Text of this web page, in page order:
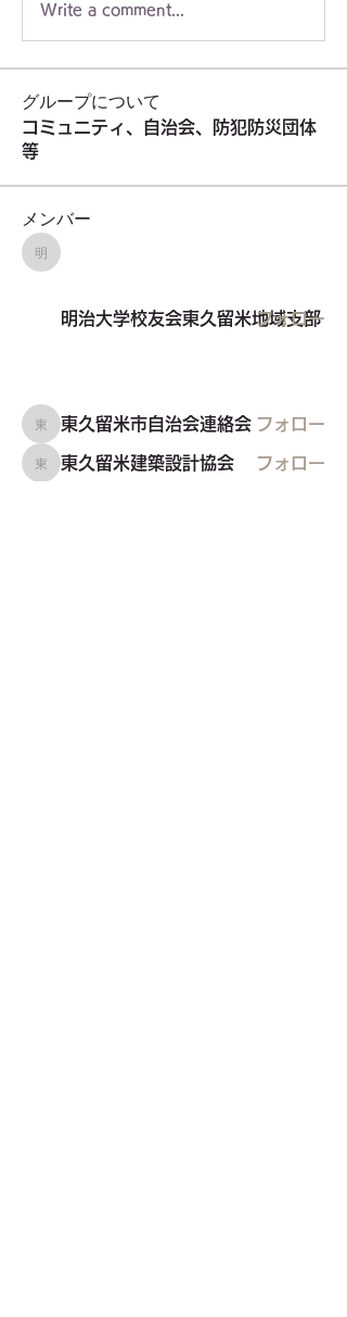
Write a comment...
グループについて
コミュニティ、自治会、防犯防災団体
等
メンバー
明治大学校友会東久留米地域支部
明治大学校友会東久留米地域支部
フォロー
東久留米市自治会連絡会
東久留米市自治会連絡会 フォロー
東久留米建築設計協会
東久留米建築設計協会 フォロー